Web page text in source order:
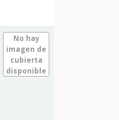
No hay
imagen de
cubierta
disponible